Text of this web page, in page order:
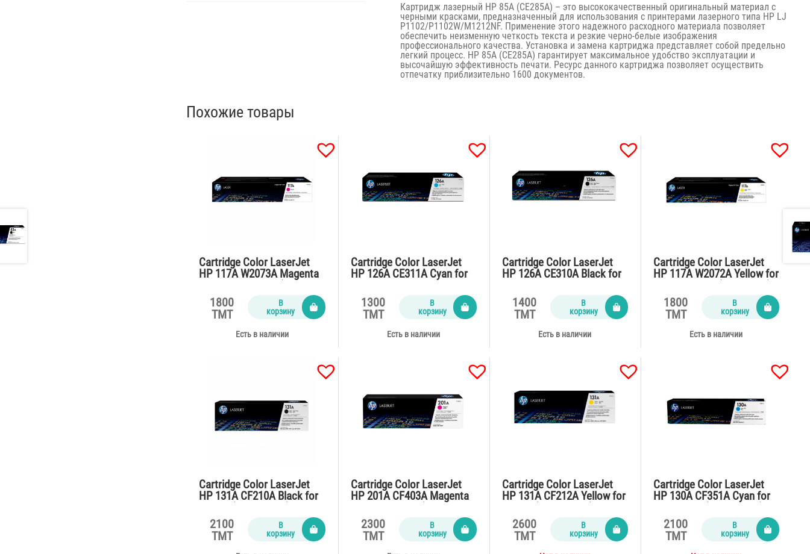
Картридж лазерный HP 85A (CE285A) – это высококачественный оригинальный материал с
черными красками, предназначенный для использования с принтерами лазерного типа HP LJ
P1102/P1102W/M1212NF. Применение этого надежного расходного материала позволяет
обеспечить неизменную четкость текста и резкие черно-белые изображения
профессионального качества. Установка и замена картриджа представляет собой предельно
легкий процесс. HP 85A (CE285A) гарантирует максимальное удобство эксплуатации и
высочайшую эффективность печати. Ресурс данного картриджа позволяет осуществить
отпечатку приблизительно 1600 документов.
Похожие товары
Cartridge Color LaserJet
HP 117A W2073A Magenta
pages)
1800
TMT
В
корзину
Есть в наличии
Cartridge Color LaserJet
HP 126A CE311A Cyan for
(1000 pages)
1300
TMT
В
корзину
Есть в наличии
Cartridge Color LaserJet
HP 126A CE310A Black for
(1200 pages)
1400
TMT
В
корзину
Есть в наличии
Cartridge Color LaserJet
HP 117A W2072A Yellow for
1800
TMT
В
корзину
Есть в наличии
Cartridge Color LaserJet
HP 131A CF210A Black for
2100
TMT
В
корзину
Cartridge Color LaserJet
HP 201A CF403A Magenta
pages)
2300
TMT
В
корзину
Cartridge Color LaserJet
HP 131A CF212A Yellow for
2600
TMT
В
корзину
Cartridge Color LaserJet
HP 130A CF351A Cyan for
2100
TMT
В
корзину